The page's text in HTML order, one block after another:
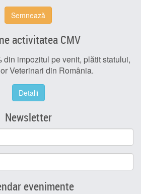
Semnează
activitatea CMV
din impozitul pe venit, plătit statului,
Veterinari din România.
Detalii
Newsletter
evenimente